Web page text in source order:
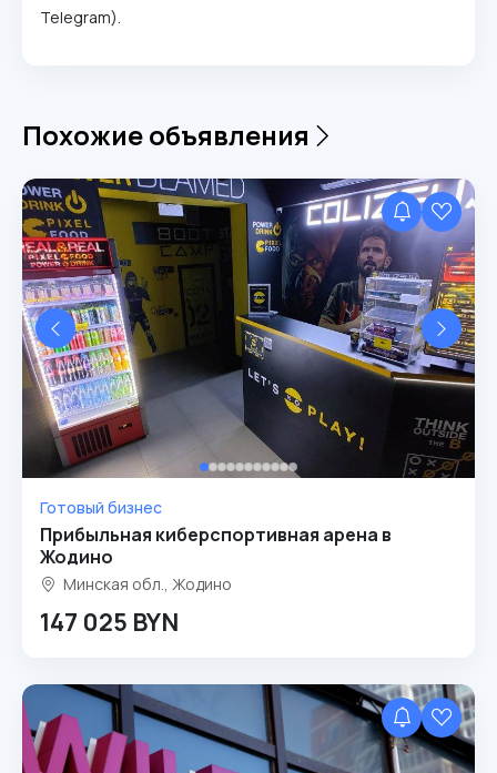
Telegram).
Похожие объявления
Готовый бизнес
Прибыльная киберспортивная арена в
Жодино
Минская обл., Жодино
147 025 BYN